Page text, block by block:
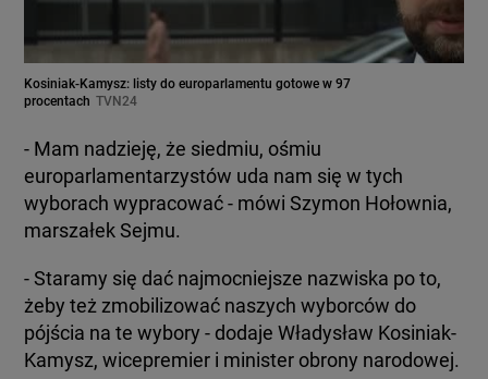
Kosiniak-Kamysz: listy do europarlamentu gotowe w 97
procentach TVN24
- Mam nadzieję, że siedmiu, ośmiu
europarlamentarzystów uda nam się w tych
wyborach wypracować - mówi Szymon Hołownia,
marszałek Sejmu.
- Staramy się dać najmocniejsze nazwiska po to,
żeby też zmobilizować naszych wyborców do
pójścia na te wybory - dodaje Władysław Kosiniak-
Kamysz, wicepremier i minister obrony narodowej.